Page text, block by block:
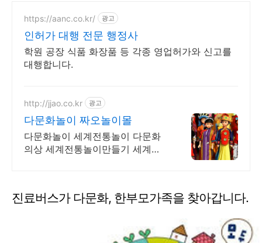
https://aanc.co.kr/ 광고
인허가 대행 전문 행정사
학원 공장 식품 화장품 등 각종 영업허가와 신고를
대행합니다.
http://jjao.co.kr 광고
다문화놀이 짜오놀이몰
다문화놀이 세계전통놀이 다문화
의상 세계전통놀이만들기 세계전
진료버스가 다문화, 한부모가족을 찾아갑니다.